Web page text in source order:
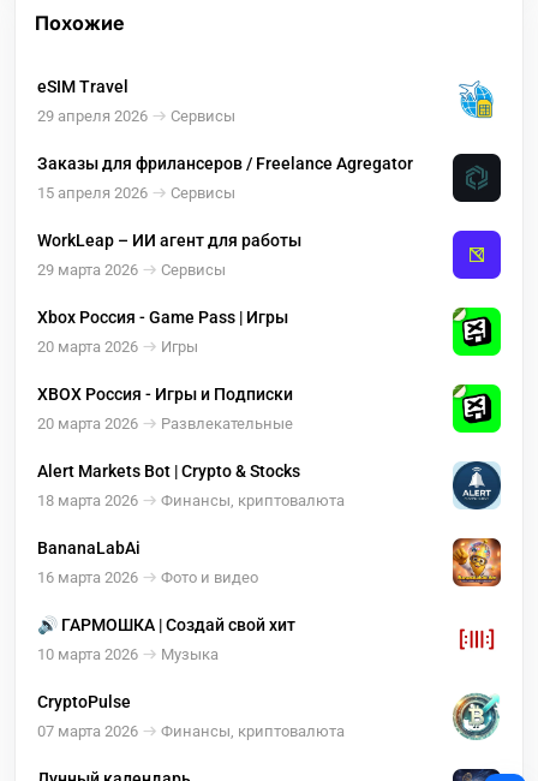
Похожие
eSIM Travel
29 апреля 2026 Сервисы
Заказы для фрилансеров / Freelance Agregator
15 апреля 2026 Сервисы
WorkLeap – ИИ агент для работы
29 марта 2026 Сервисы
Xbox Россия - Game Pass | Игры
20 марта 2026 Игры
XBOX Россия - Игры и Подписки
20 марта 2026 Развлекательные
Alert Markets Bot | Crypto & Stocks
18 марта 2026 Финансы, криптовалюта
BananaLabAi
16 марта 2026 Фото и видео
🔊 ГАРМОШКА | Создай свой хит
10 марта 2026 Музыка
CryptoPulse
07 марта 2026 Финансы, криптовалюта